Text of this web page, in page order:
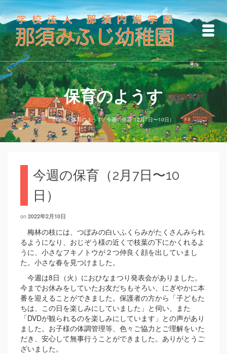
保育のようす
Home / 保育のようす / 今週の保育（2月7日〜10日）
今週の保育（2月7日〜10
日）
on 2022年2月10日
梅林の枝には、つぼみの白いふくらみがたくさんみられ
るようになり、おじぞう様の近くで枝葉の下にかくれるよ
うに、小さなフキノトウが２つ仲良く顔を出していまし
た。小さな春を見つけました。
今週は8日（火）におひなまつり発表会がありました。
今までお休みをしていたお友だちもそろい、にぎやかに本
番を迎えることができました。保護者の方から「子どもた
ちは、この日を楽しみにしていました」と伺い、また
「DVDが観られるのを楽しみにしています」との声があり
ました。お子様の体調管理等、色々ご協力とご理解をいた
だき、安心して無事行うことができました。ありがとうご
ざいました。